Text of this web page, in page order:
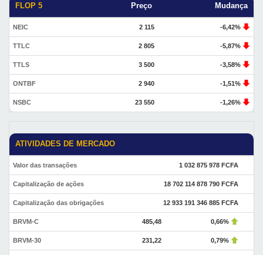
FLOP 5 Preço Mudança
NEIC 2 115 -6,42%
TTLC 2 805 -5,87%
TTLS 3 500 -3,58%
ONTBF 2 940 -1,51%
NSBC 23 550 -1,26%
ATIVIDADES DE MERCADO
Valor das transações 1 032 875 978 FCFA
Capitalização de ações 18 702 114 878 790 FCFA
Capitalização das obrigações 12 933 191 346 885 FCFA
BRVM-C 485,48 0,66%
BRVM-30 231,22 0,79%